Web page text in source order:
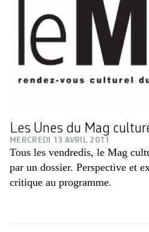
Les Unes du Mag
MERCREDI 13 AVRIL 2011
Tous les vendredis, le Mag
par un dossier. Perspective et
critique au programme.